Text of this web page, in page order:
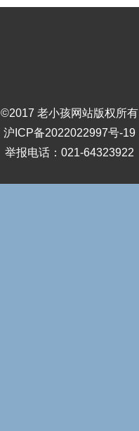
©2017 老小孩网站版权所有
沪ICP备2022022997号-19
举报电话：021-64323922